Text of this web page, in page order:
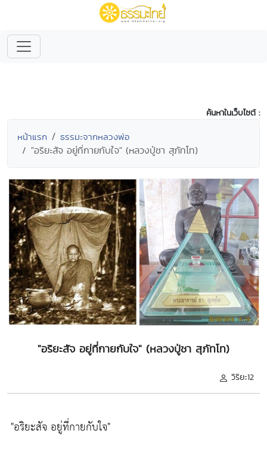
ค้นหาในเว็บไซต์ :
หน้าแรก ธรรมะจากหลวงพ่อ
"อริยะสัจ อยู่ที่กายกับใจ" (หลวงปู่ชา สุภัทโท)
"อริยะสัจ อยู่ที่กายกับใจ" (หลวงปู่ชา สุภัทโท)
วิริยะ12
"อริยะสัจ อยู่ที่กายกับใจ"